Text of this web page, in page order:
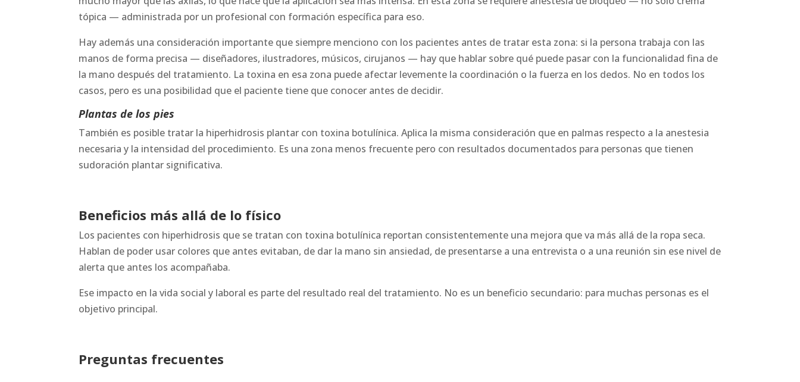
tópica — administrada por un profesional con formación específica para eso.
Hay además una consideración importante que siempre menciono con los pacientes antes de tratar esta zona: si la persona trabaja con las
manos de forma precisa — diseñadores, ilustradores, músicos, cirujanos — hay que hablar sobre qué puede pasar con la funcionalidad fina de
la mano después del tratamiento. La toxina en esa zona puede afectar levemente la coordinación o la fuerza en los dedos. No en todos los
casos, pero es una posibilidad que el paciente tiene que conocer antes de decidir.
Plantas de los pies
También es posible tratar la hiperhidrosis plantar con toxina botulínica. Aplica la misma consideración que en palmas respecto a la anestesia
necesaria y la intensidad del procedimiento. Es una zona menos frecuente pero con resultados documentados para personas que tienen
sudoración plantar significativa.
Beneficios más allá de lo físico
Los pacientes con hiperhidrosis que se tratan con toxina botulínica reportan consistentemente una mejora que va más allá de la ropa seca.
Hablan de poder usar colores que antes evitaban, de dar la mano sin ansiedad, de presentarse a una entrevista o a una reunión sin ese nivel de
alerta que antes los acompañaba.
Ese impacto en la vida social y laboral es parte del resultado real del tratamiento. No es un beneficio secundario: para muchas personas es el
objetivo principal.
Preguntas frecuentes